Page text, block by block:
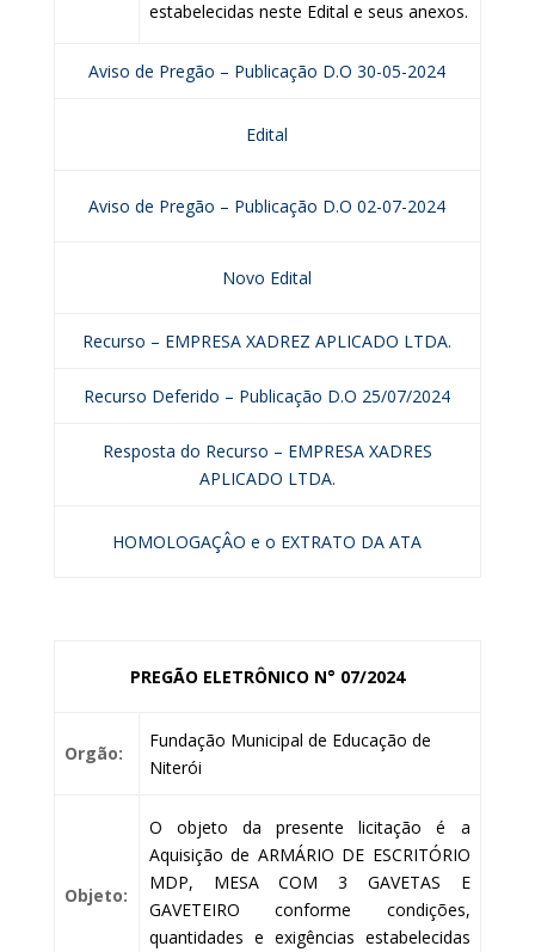
estabelecidas neste Edital e seus anexos.
Aviso de Pregão – Publicação D.O 30-05-2024
Edital
Aviso de Pregão – Publicação D.O 02-07-2024
Novo Edital
Recurso – EMPRESA XADREZ APLICADO LTDA.
Recurso Deferido – Publicação D.O 25/07/2024
Resposta do Recurso – EMPRESA XADRES
APLICADO LTDA.
HOMOLOGAÇÂO e o EXTRATO DA ATA
PREGÃO ELETRÔNICO N° 07/2024
Orgão:
Fundação Municipal de Educação de
Niterói
Objeto:
O objeto da presente licitação é a
Aquisição de ARMÁRIO DE ESCRITÓRIO
MDP, MESA COM 3 GAVETAS E
GAVETEIRO conforme condições,
quantidades e exigências estabelecidas